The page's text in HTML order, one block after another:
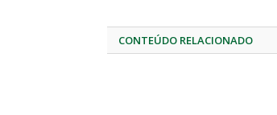
CONTEÚDO RELACIONADO